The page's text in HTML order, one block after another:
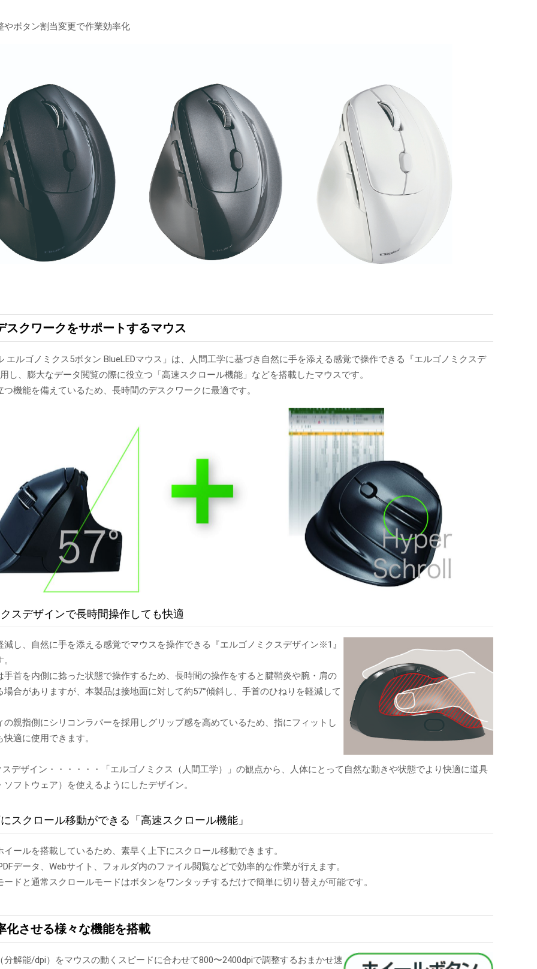
やボタン割当変更で作業効率化
スクワークをサポートするマウス
エルゴノミクス5ボタン BlueLEDマウス」は、人間工学に基づき自然に手を添える感覚で操作できる『エルゴノミクスデ
し、膨大なデータ閲覧の際に役立つ「高速スクロール機能」などを搭載したマウスです。
機能を備えているため、長時間のデスクワークに最適です。
スデザインで長時間操作しても快適
減し、自然に手を添える感覚でマウスを操作できる『エルゴノミクスデザイン※1』
手首を内側に捻った状態で操作するため、長時間の操作をすると腱鞘炎や腕・肩の
場合がありますが、本製品は接地面に対して約57°傾斜し、手首のひねりを軽減して
の親指側にシリコンラバーを採用しグリップ感を高めているため、指にフィットし
適に使用できます。
デザイン・・・・・・「エルゴノミクス（人間工学）」の観点から、人体にとって自然な動きや状態でより快適に道具
ソフトウェア）を使えるようにしたデザイン。
スクロール移動ができる「高速スクロール機能」
ールを搭載しているため、素早く上下にスクロール移動できます。
データ、Webサイト、フォルダ内のファイル閲覧などで効率的な作業が行えます。
ドと通常スクロールモードはボタンをワンタッチするだけで簡単に切り替えが可能です。
化させる様々な機能を搭載
分解能/dpi）をマウスの動くスピードに合わせて800〜2400dpiで調整するおまかせ速